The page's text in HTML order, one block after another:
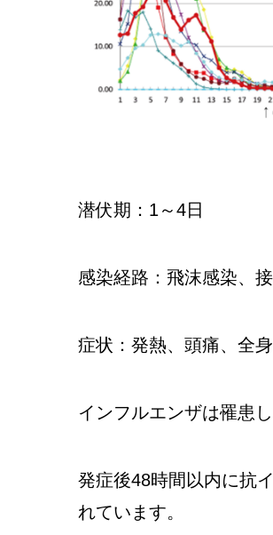
潜伏期：1～4日
感染経路：飛沫感染、
症状：発熱、頭痛、全
インフルエンザは罹患
発症後48時間以内に抗
れています。